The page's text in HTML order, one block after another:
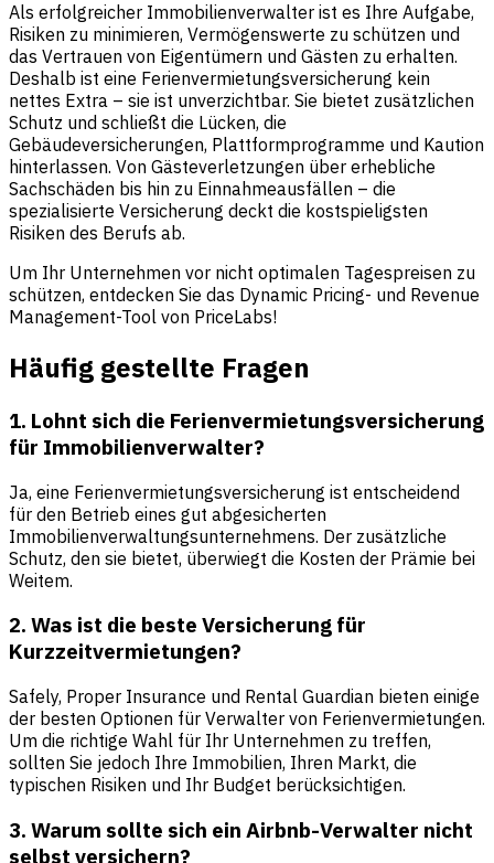
Als erfolgreicher Immobilienverwalter ist es Ihre Aufgabe,
Risiken zu minimieren, Vermögenswerte zu schützen und
das Vertrauen von Eigentümern und Gästen zu erhalten.
Deshalb ist eine Ferienvermietungsversicherung kein
nettes Extra – sie ist unverzichtbar. Sie bietet zusätzlichen
Schutz und schließt die Lücken, die
Gebäudeversicherungen, Plattformprogramme und Kaution
hinterlassen. Von Gästeverletzungen über erhebliche
Sachschäden bis hin zu Einnahmeausfällen – die
spezialisierte Versicherung deckt die kostspieligsten
Risiken des Berufs ab.
Um Ihr Unternehmen vor nicht optimalen Tagespreisen zu
schützen, entdecken Sie das Dynamic Pricing- und Revenue
Management-Tool von PriceLabs!
Häufig gestellte Fragen
1. Lohnt sich die Ferienvermietungsversicherung
für Immobilienverwalter?
Ja, eine Ferienvermietungsversicherung ist entscheidend
für den Betrieb eines gut abgesicherten
Immobilienverwaltungsunternehmens. Der zusätzliche
Schutz, den sie bietet, überwiegt die Kosten der Prämie bei
Weitem.
2. Was ist die beste Versicherung für
Kurzzeitvermietungen?
Safely, Proper Insurance und Rental Guardian bieten einige
der besten Optionen für Verwalter von Ferienvermietungen.
Um die richtige Wahl für Ihr Unternehmen zu treffen,
sollten Sie jedoch Ihre Immobilien, Ihren Markt, die
typischen Risiken und Ihr Budget berücksichtigen.
3. Warum sollte sich ein Airbnb-Verwalter nicht
selbst versichern?